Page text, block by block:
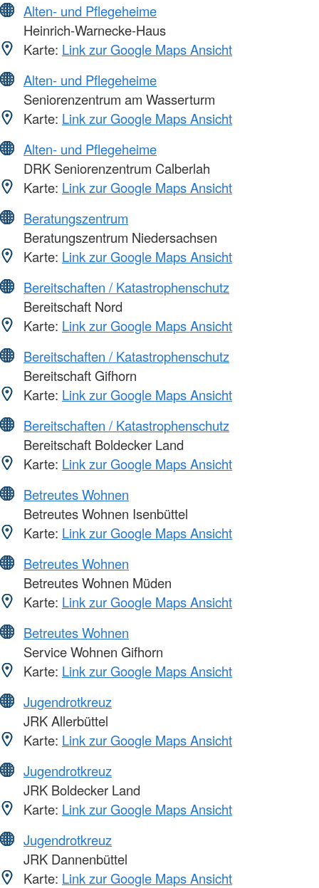
Alten- und Pflegeheime
Heinrich-Warnecke-Haus
Karte: Link zur Google Maps Ansicht
Alten- und Pflegeheime
Seniorenzentrum am Wasserturm
Karte: Link zur Google Maps Ansicht
Alten- und Pflegeheime
DRK Seniorenzentrum Calberlah
Karte: Link zur Google Maps Ansicht
Beratungszentrum
Beratungszentrum Niedersachsen
Karte: Link zur Google Maps Ansicht
Bereitschaften / Katastrophenschutz
Bereitschaft Nord
Karte: Link zur Google Maps Ansicht
Bereitschaften / Katastrophenschutz
Bereitschaft Gifhorn
Karte: Link zur Google Maps Ansicht
Bereitschaften / Katastrophenschutz
Bereitschaft Boldecker Land
Karte: Link zur Google Maps Ansicht
Betreutes Wohnen
Betreutes Wohnen Isenbüttel
Karte: Link zur Google Maps Ansicht
Betreutes Wohnen
Betreutes Wohnen Müden
Karte: Link zur Google Maps Ansicht
Betreutes Wohnen
Service Wohnen Gifhorn
Karte: Link zur Google Maps Ansicht
Jugendrotkreuz
JRK Allerbüttel
Karte: Link zur Google Maps Ansicht
Jugendrotkreuz
JRK Boldecker Land
Karte: Link zur Google Maps Ansicht
Jugendrotkreuz
JRK Dannenbüttel
Karte: Link zur Google Maps Ansicht